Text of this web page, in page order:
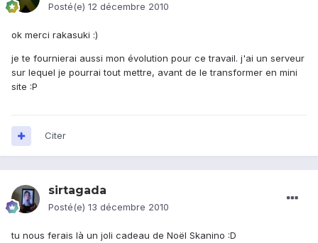
Posté(e) 12 décembre 2010
ok merci rakasuki :)
je te fournierai aussi mon évolution pour ce travail. j'ai un serveur
sur lequel je pourrai tout mettre, avant de le transformer en mini
site :P
Citer
sirtagada
Posté(e) 13 décembre 2010
tu nous ferais là un joli cadeau de Noël Skanino :D